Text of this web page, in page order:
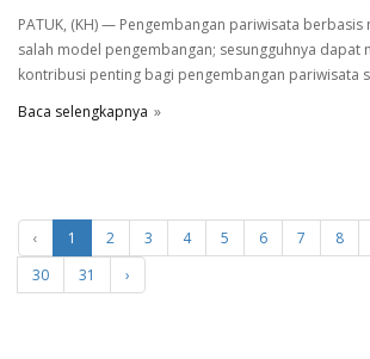
PATUK, (KH) — Pengembangan pariwisata berbasis
salah model pengembangan; sesungguhnya dapat
kontribusi penting bagi pengembangan pariwisata
Baca selengkapnya
‹ 1 2 3 4 5 6 7 8
30
31 ›